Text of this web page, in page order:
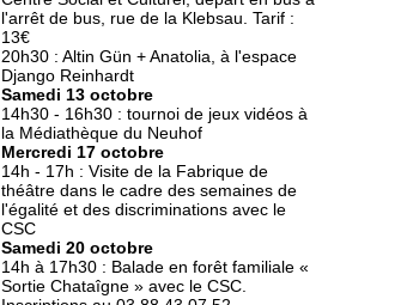
19 octobre 2017
La précarité tue
18 octobre 2017
Quatre décennies au
chevet du Neuhof
18 octobre 2017
l'arrêt de bus, rue de la Klebsau. Tarif :
13€
20h30 : Altin Gün + Anatolia, à l'espace
Django Reinhardt
Samedi 13 octobre
14h30 - 16h30 : tournoi de jeux vidéos à
la Médiathèque du Neuhof
Mercredi 17 octobre
14h - 17h : Visite de la Fabrique de
théâtre dans le cadre des semaines de
l'égalité et des discriminations avec le
CSC
Samedi 20 octobre
14h à 17h30 : Balade en forêt familiale «
Sortie Chataîgne » avec le CSC.